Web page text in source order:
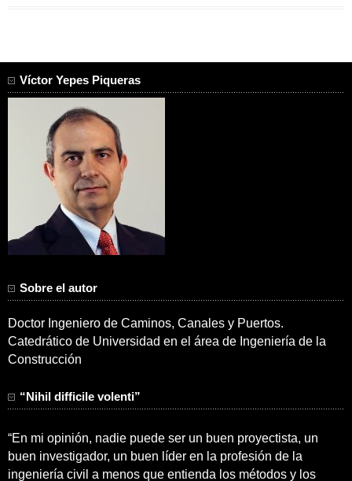
Víctor Yepes Piqueras
Sobre el autor
Doctor Ingeniero de Caminos, Canales y Puertos.
Catedrático de Universidad en el área de Ingeniería de la
Construcción
“Nihil difficile volenti”
“En mi opinión, nadie puede ser un buen proyectista, un
buen investigador, un buen líder en la profesión de la
ingeniería civil a menos que entienda los métodos y los